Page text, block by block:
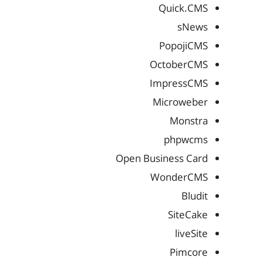
Quick.CMS
sNews
PopojiCMS
OctoberCMS
ImpressCMS
Microweber
Monstra
phpwcms
Open Business Card
WonderCMS
Bludit
SiteCake
liveSite
Pimcore